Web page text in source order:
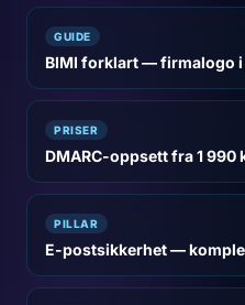
GUIDE
BIMI forklart — firmalogo
PRISER
DMARC-oppsett fra 1 990
PILLAR
E-postsikkerhet —